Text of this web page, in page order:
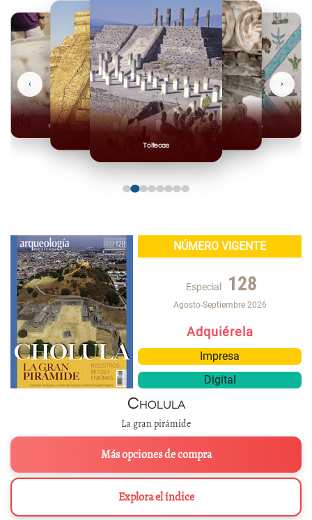
Toltecas
Mexicas
Olmecas
‹ ›
NÚMERO VIGENTE
Especial 128
Agosto-Septiembre 2026
Adquiérela
Impresa
Digital
Cholula
La gran pirámide
Más opciones de compra
Explora el índice